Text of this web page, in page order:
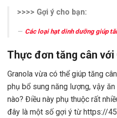
>>>> Gợi ý cho bạn:
Các loại hạt dinh dưỡng giúp
Thực đơn tăng cân với
Granola vừa có thể giúp tăng
phụ bổ sung năng lượng, vậy
nào? Điều này phụ thuộc rất
đây là một số gợi ý từ https://